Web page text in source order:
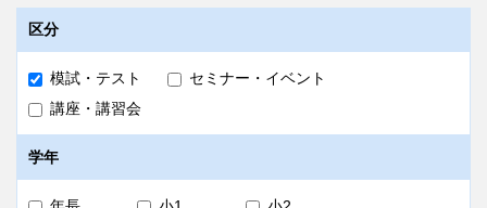
区分
模試・テスト
セミナー・イベント
講座・講習会
学年